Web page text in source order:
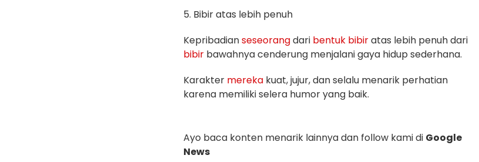
5. Bibir atas lebih penuh
Kepribadianseseorangdari bentuk bibiratas lebih penuh dari
bibir bawahnya cenderung menjalani gaya hidup sederhana.
Karakter mereka kuat, jujur, dan selalu menarik perhatian
karena memiliki selera humor yang baik.
Ayo baca konten menarik lainnya dan follow kami di Google
News